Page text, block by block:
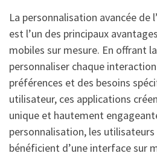
La personnalisation avancée de
est l’un des principaux
mobiles sur mesure. En offrant
personnaliser chaque
préférences et des besoins
utilisateur, ces applications
unique et hautement
personnalisation, les
bénéficient d’une interface sur